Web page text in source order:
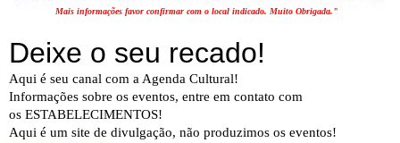
Mais informações favor confirmar com o local indicado. Muito Obrigada."